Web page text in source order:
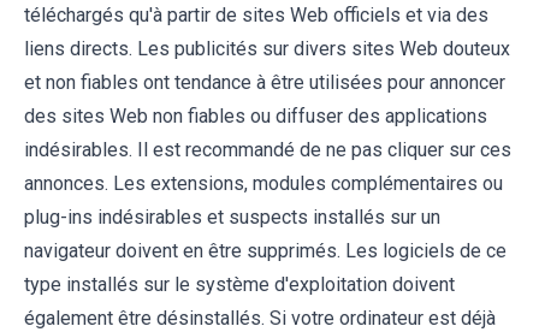
téléchargés qu'à partir de sites Web officiels et via des
liens directs. Les publicités sur divers sites Web douteux
et non fiables ont tendance à être utilisées pour annoncer
des sites Web non fiables ou diffuser des applications
indésirables. Il est recommandé de ne pas cliquer sur ces
annonces. Les extensions, modules complémentaires ou
plug-ins indésirables et suspects installés sur un
navigateur doivent en être supprimés. Les logiciels de ce
type installés sur le système d'exploitation doivent
également être désinstallés. Si votre ordinateur est déjà